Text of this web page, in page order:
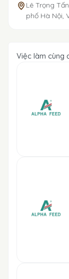
Lê Trọng
phố Hà Nội,
Việc làm cùng